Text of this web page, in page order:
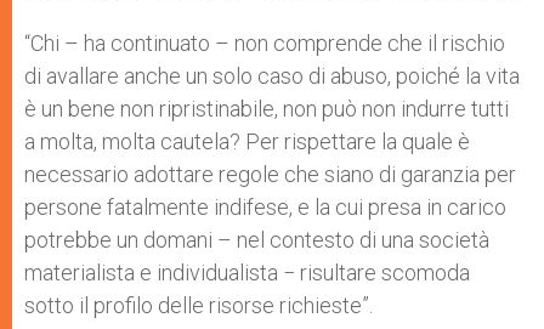
“Chi – ha continuato – non comprende che il rischio
di avallare anche un solo caso di abuso, poiché la vita
è un bene non ripristinabile, non può non indurre tutti
a molta, molta cautela? Per rispettare la quale è
necessario adottare regole che siano di garanzia per
persone fatalmente indifese, e la cui presa in carico
potrebbe un domani – nel contesto di una società
materialista e individualista − risultare scomoda
sotto il profilo delle risorse richieste”.